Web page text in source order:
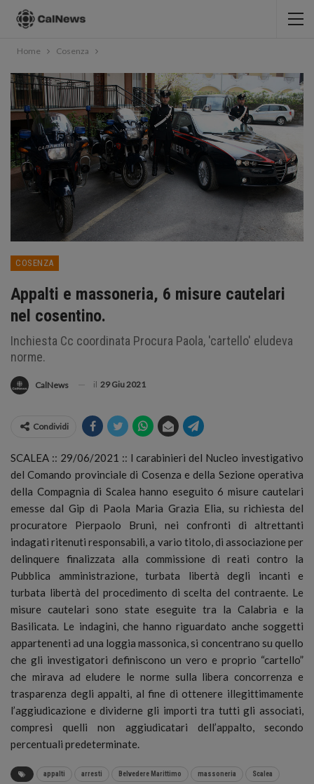
Home Cosenza
COSENZA
Appalti e massoneria, 6 misure cautelari
nel cosentino.
Inchiesta Cc coordinata Procura Paola, 'cartello' eludeva
norme.
CalNews il 29 Giu 2021
Condividi
SCALEA :: 29/06/2021 :: I carabinieri del Nucleo investigativo
del Comando provinciale di Cosenza e della Sezione operativa
della Compagnia di Scalea hanno eseguito 6 misure cautelari
emesse dal Gip di Paola Maria Grazia Elia, su richiesta del
procuratore Pierpaolo Bruni, nei confronti di altrettanti
indagati ritenuti responsabili, a vario titolo, di associazione per
delinquere finalizzata alla commissione di reati contro la
Pubblica amministrazione, turbata libertà degli incanti e
turbata libertà del procedimento di scelta del contraente. Le
misure cautelari sono state eseguite tra la Calabria e la
Basilicata. Le indagini, che hanno riguardato anche soggetti
appartenenti ad una loggia massonica, si concentrano su quello
che gli investigatori definiscono un vero e proprio “cartello”
che mirava ad eludere le norme sulla libera concorrenza e
trasparenza degli appalti, al fine di ottenere illegittimamente
l’aggiudicazione e dividerne gli importi tra tutti gli associati,
compresi quelli non aggiudicatari dell’appalto, secondo
percentuali predeterminate.
appalti arresti Belvedere Marittimo massoneria Scalea